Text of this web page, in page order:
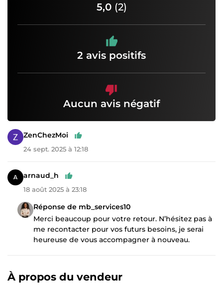
5,0 (2)
2 avis positifs
Aucun avis négatif
ZenChezMoi
24 sept. 2025 à 12:18
arnaud_h
18 août 2025 à 23:18
Réponse de mb_services10
Merci beaucoup pour votre retour. N’hésitez pas à
me recontacter pour vos futurs besoins, je serai
heureuse de vous accompagner à nouveau.
À propos du vendeur